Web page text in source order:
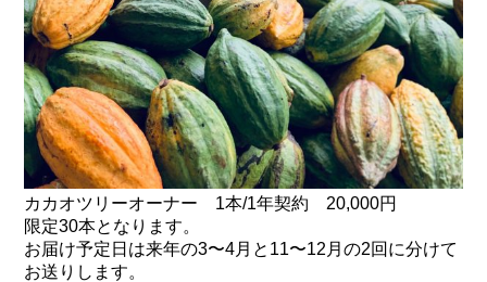
カカオツリーオーナー 1本/1年契約 20,000円
限定30本となります。
お届け予定日は来年の3〜4月と11〜12月の2回に分けて
お送りします。